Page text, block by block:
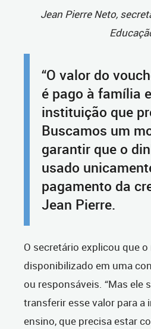
Jean Pierre Neto,
“O valor do
é pago à família
instituição que
Buscamos um
garantir que o
usado
pagamento da
Jean Pierre.
O secretário explicou que
disponibilizado em uma
ou responsáveis. “Mas ele
transferir esse valor para a
ensino, que precisa estar